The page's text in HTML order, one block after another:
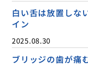
白い舌は放置しな
イン
2025.08.30
ブリッジの歯が痛